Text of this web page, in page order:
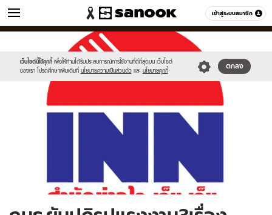
เข้าสู่ระบบสมาชิก
ข่าว หมวดอื่นๆ
เว็บไซต์นี้ใช้คุกกี้ เพื่อให้ท่านได้รับประสบการณ์การใช้งานที่ดีที่สุดบน เว็บไซต์
ของเรา โปรดศึกษาเพิ่มเติมที่ นโยบายความเป็นส่วนตัว และ นโยบายคุกกี้
ตกลง
//s.isanook.com/sr/0/images/logo-
sanook.png
//s.isanook.com/ns/0/ud/368/1841635/636611-